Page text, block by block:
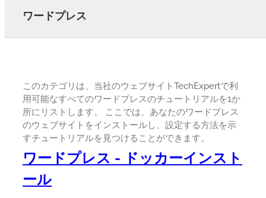
ワードプレス
このカテゴリは、当社のウェブサイトTechExpertで利
用可能なすべてのワードプレスのチュートリアルを1か
所にリストします。 ここでは、あなたのワードプレス
のウェブサイトをインストールし、設定する方法を示
すチュートリアルを見つけることができます。
ワードプレス - ドッカーインスト
ール